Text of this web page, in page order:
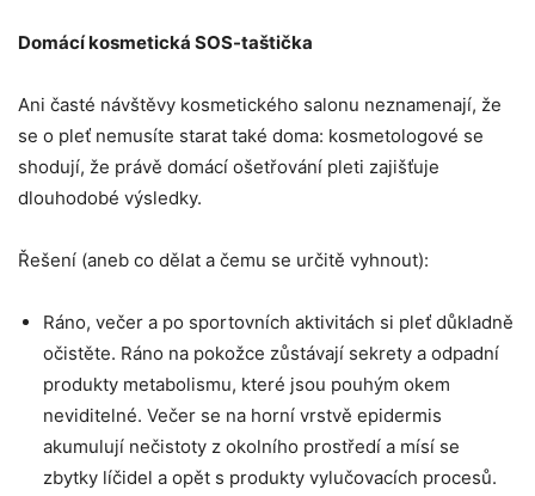
Domácí kosmetická SOS-taštička
Ani časté návštěvy kosmetického salonu neznamenají, že
se o pleť nemusíte starat také doma: kosmetologové se
shodují, že právě domácí ošetřování pleti zajišťuje
dlouhodobé výsledky.
Řešení (aneb co dělat a čemu se určitě vyhnout):
Ráno, večer a po sportovních aktivitách si pleť důkladně
očistěte. Ráno na pokožce zůstávají sekrety a odpadní
produkty metabolismu, které jsou pouhým okem
neviditelné. Večer se na horní vrstvě epidermis
akumulují nečistoty z okolního prostředí a mísí se
zbytky líčidel a opět s produkty vylučovacích procesů.